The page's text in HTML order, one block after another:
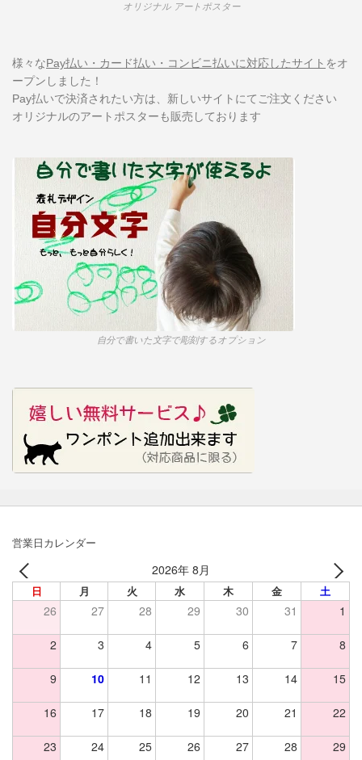
オリジナル アートポスター
様々なPay払い・カード払い・コンビニ払いに対応したサイト をオ
ープンしました！
Pay払いで決済されたい方は、新しいサイトにてご注文ください
オリジナルのアートポスターも販売しております
自分で書いた文字で彫刻するオプション
営業日カレンダー
2026年 8月
日 月 火 水 木 金 土
26 27 28 29 30 31 1
2 3 4 5 6 7 8
9 10 11 12 13 14 15
16 17 18 19 20 21 22
23 24 25 26 27 28 29